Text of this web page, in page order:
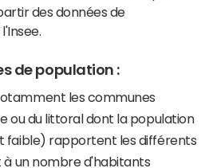
des données de
de population :
les communes
ou du littoral dont la population
faible) rapportent les différents
un nombre d'habitants